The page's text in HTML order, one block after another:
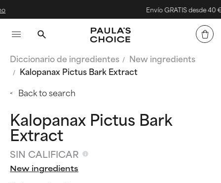
Envío GRATIS desde 40 €
Diccionario de ingredientes
New ingredients
Kalopanax Pictus Bark Extract
Back to search
Kalopanax Pictus Bark
Extract
SIN CALIFICAR
New ingredients